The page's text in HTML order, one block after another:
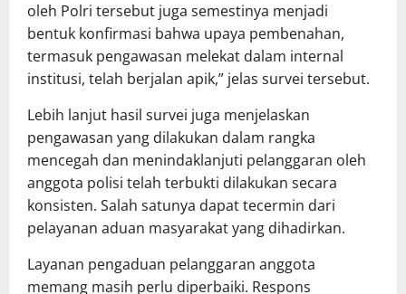
oleh Polri tersebut juga semestinya menjadi
bentuk konfirmasi bahwa upaya pembenahan,
termasuk pengawasan melekat dalam internal
institusi, telah berjalan apik,” jelas survei tersebut.
Lebih lanjut hasil survei juga menjelaskan
pengawasan yang dilakukan dalam rangka
mencegah dan menindaklanjuti pelanggaran oleh
anggota polisi telah terbukti dilakukan secara
konsisten. Salah satunya dapat tecermin dari
pelayanan aduan masyarakat yang dihadirkan.
Layanan pengaduan pelanggaran anggota
memang masih perlu diperbaiki. Respons